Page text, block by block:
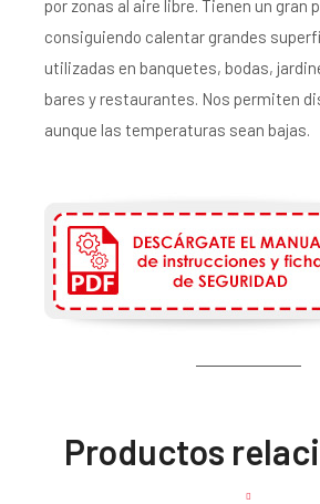
por zonas al aire libre. Tienen un gran
consiguiendo calentar grandes
utilizadas en banquetes, bodas,
bares y restaurantes. Nos permiten
aunque las temperaturas sean bajas.
Productos